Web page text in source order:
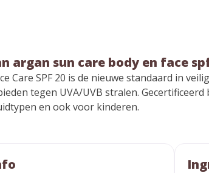
argan sun care body en face
Care SPF 20 is de nieuwe standaard in
tegen UVA/UVB stralen.
en ook voor kinderen.